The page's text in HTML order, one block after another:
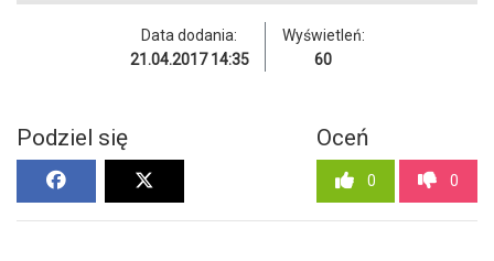
Data dodania:
21.04.2017 14:35
Wyświetleń:
60
Podziel się Oceń
0 0